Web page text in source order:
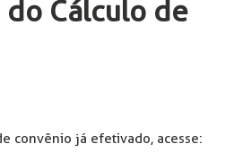
Cálculo de
convênio já efetivado, acesse: